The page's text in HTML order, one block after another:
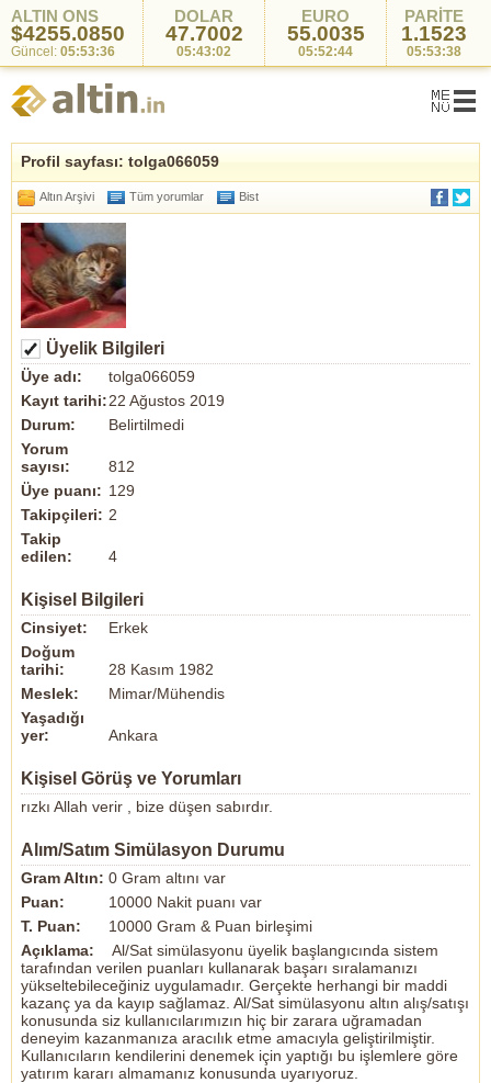
ALTIN ONS
$4255.0850
Güncel: 05:53:36
DOLAR
47.7002
05:43:02
EURO
55.0035
05:52:44
PARİTE
1.1523
05:53:38
Profil sayfası: tolga066059
Altın Arşivi Tüm yorumlar Bist
Üyelik Bilgileri
Üye adı:
tolga066059
Kayıt tarihi:22 Ağustos 2019
Durum:
Belirtilmedi
Yorum
sayısı:
812
Üye puanı: 129
Takipçileri: 2
Takip
edilen:
4
Kişisel Bilgileri
Cinsiyet:
Erkek
Doğum
tarihi:
28 Kasım 1982
Meslek:
Mimar/Mühendis
Yaşadığı
yer:
Ankara
Kişisel Görüş ve Yorumları
rızkı Allah verir , bize düşen sabırdır.
Alım/Satım Simülasyon Durumu
Gram Altın: 0 Gram altını var
Puan:
10000 Nakit puanı var
T. Puan:
10000 Gram & Puan birleşimi
Açıklama:
Al/Sat simülasyonu üyelik başlangıcında sistem
tarafından verilen puanları kullanarak başarı sıralamanızı
yükseltebileceğiniz uygulamadır. Gerçekte herhangi bir maddi
kazanç ya da kayıp sağlamaz. Al/Sat simülasyonu altın alış/satışı
konusunda siz kullanıcılarımızın hiç bir zarara uğramadan
deneyim kazanmanıza aracılık etme amacıyla geliştirilmiştir.
Kullanıcıların kendilerini denemek için yaptığı bu işlemlere göre
yatırım kararı almamanız konusunda uyarıyoruz.